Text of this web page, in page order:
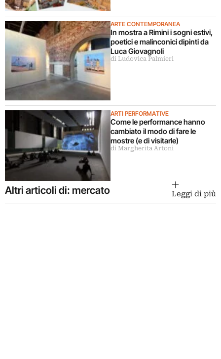
ARTE CONTEMPORANEA
In mostra a Rimini i sogni estivi,
poetici e malinconici dipinti da
Luca Giovagnoli
di Ludovica Palmieri
ARTI PERFORMATIVE
Come le performance hanno
cambiato il modo di fare le
mostre (e di visitarle)
di Margherita Artoni
Altri articoli di: mercato Leggi di più